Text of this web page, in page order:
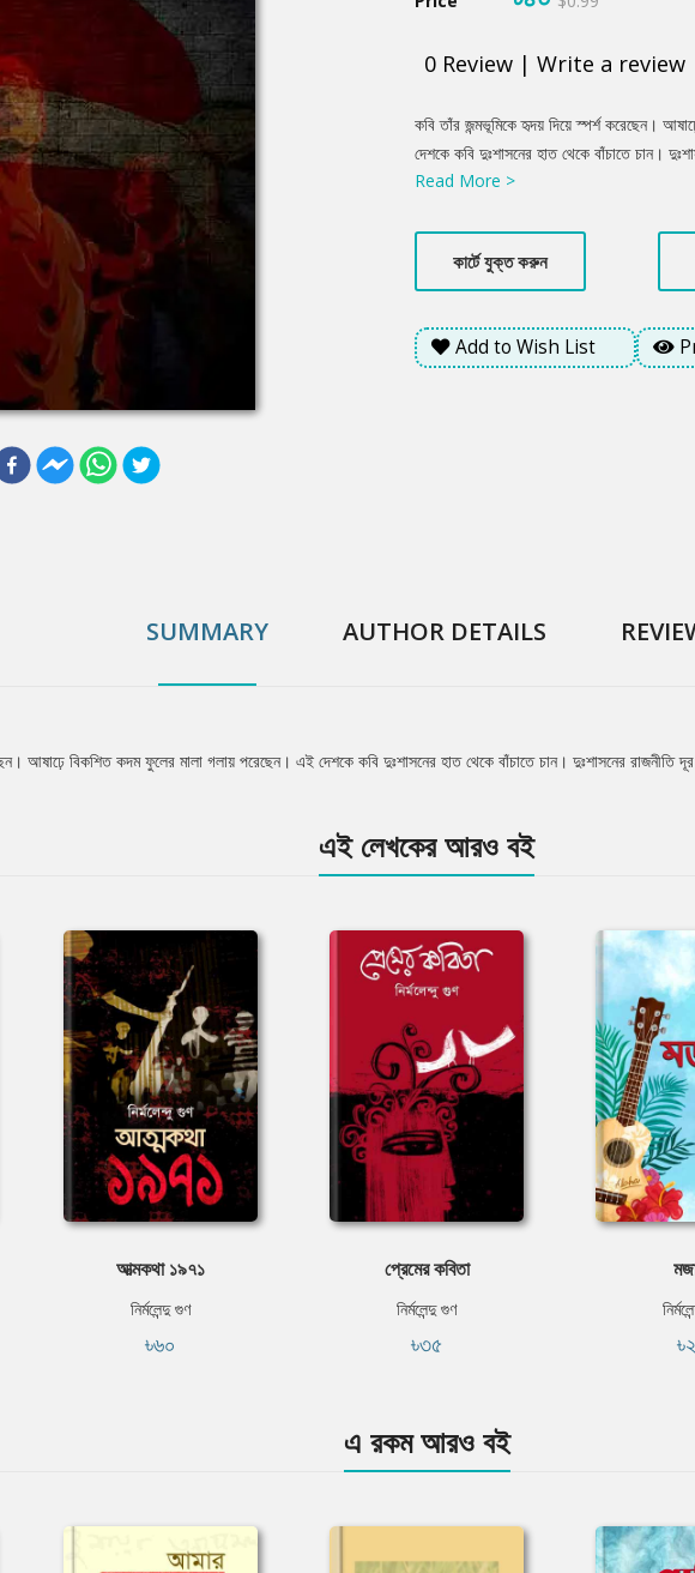
0 Review | Write a review
Product
Summery
কবি তাঁর জন্মভূমিকে হৃদয় দিয়ে স্পর্শ করেছেন।
দেশকে কবি দুঃশাসনের হাত থেকে বাঁচাতে চান।
কবিতার চরণে তুলে ধরেছেন।
Read More >
কার্টে যুক্ত করুন
Add to Wish List
SUMMARY AUTHOR DETAILS
আষাঢ়ে বিকশিত কদম ফুলের মালা গলায় পরেছেন। এই দেশকে কবি দুঃশাসনের হাত থেকে বাঁচাতে চান। দুঃশাসনের রাজনীতি
এই লেখকের আরও বই
আত্মকথা ১৯৭১
নির্মলেন্দু গুণ
৳৬০
প্রেমের কবিতা
নির্মলেন্দু গুণ
৳৩৫
এ রকম আরও বই